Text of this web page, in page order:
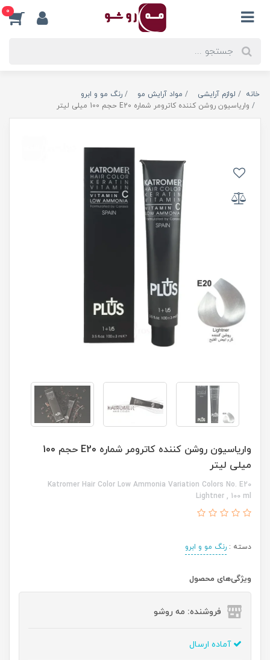
0
خانه لوازم آرایشی مواد آرایش مو
رنگ مو و ابرو
واریاسیون روشن کننده کاترومر شماره E20 حجم 100 میلی لیتر
واریاسیون روشن کننده کاترومر شماره E20 حجم 100
میلی لیتر
Katromer Hair Color Low Ammonia Variation Colors No. E20
Lightner , 100 ml
دسته : رنگ مو و ابرو
ویژگی‌های محصول
فروشنده: مه رو‌شو
آماده ارسال